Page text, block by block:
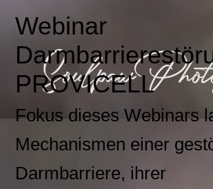
Webinar
PROVICELL
Fokus dieses Webinars
Mechanismen einer
Darmbarriere, ihrer